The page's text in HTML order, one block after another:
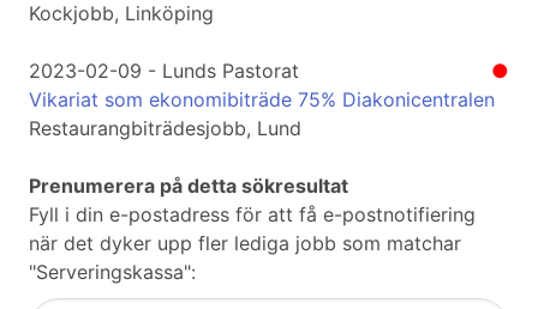
Kockjobb, Linköping
●
2023-02-09 - Lunds Pastorat
Vikariat som ekonomibiträde 75% Diakonicentralen
Restaurangbiträdesjobb, Lund
Prenumerera på detta sökresultat
Fyll i din e-postadress för att få e-postnotifiering
när det dyker upp fler lediga jobb som matchar
"Serveringskassa":